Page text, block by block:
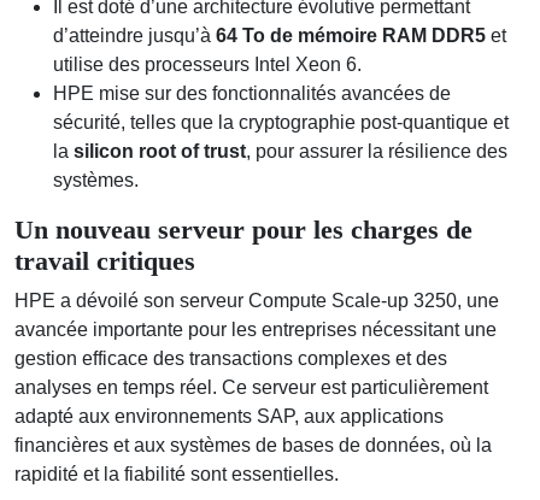
Il est doté d’une architecture évolutive permettant
d’atteindre jusqu’à 64 To de mémoire RAM DDR5 et
utilise des processeurs Intel Xeon 6.
HPE mise sur des fonctionnalités avancées de
sécurité, telles que la cryptographie post-quantique et
la silicon root of trust, pour assurer la résilience des
systèmes.
Un nouveau serveur pour les charges de
travail critiques
HPE a dévoilé son serveur Compute Scale-up 3250, une
avancée importante pour les entreprises nécessitant une
gestion efficace des transactions complexes et des
analyses en temps réel. Ce serveur est particulièrement
adapté aux environnements SAP, aux applications
financières et aux systèmes de bases de données, où la
rapidité et la fiabilité sont essentielles.